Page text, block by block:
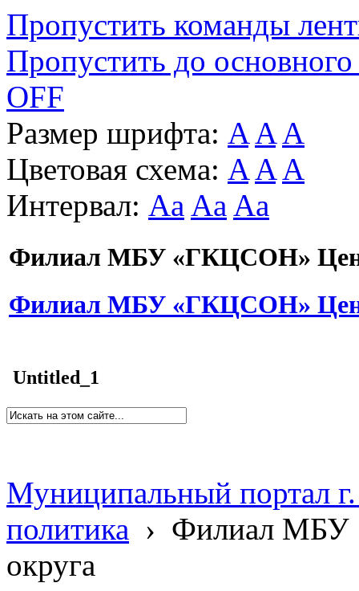
Пропустить команды
Пропустить до основного
OFF
Размер шрифта: A A A
Цветовая схема: A A A
Интервал: Aa Aa Aa
Филиал МБУ «ГКЦСОН»
Филиал МБУ «ГКЦСОН»
Untitled_1
Муниципальный портал
политика › Филиал МБУ
округа